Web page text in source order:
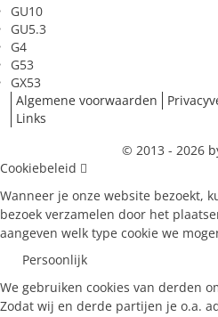
GU10
GU5.3
G4
G53
GX53
Algemene voorwaarden
Links
© 2013 - 2026
Cookiebeleid
Wanneer je onze website bezoekt,
bezoek verzamelen door het
aangeven welk type cookie we
Persoonlijk
We gebruiken cookies van derden
Zodat wij en derde partijen je o.a.